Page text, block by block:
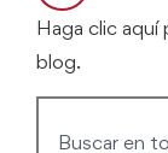
Haga clic aquí
blog.